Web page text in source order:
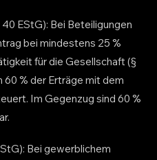
EStG): Bei Beteiligungen
bei mindestens 25 %
für die Gesellschaft (§
60 % der Erträge mit dem
Im Gegenzug sind 60 %
Bei gewerblichem